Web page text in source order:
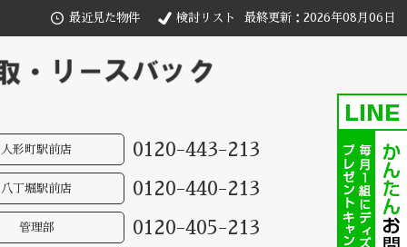
最近見た物件 検討リスト 最終更新：2026年08月06日
人形町駅前店 0120-443-213
八丁堀駅前店 0120-440-213
管理部 0120-405-213